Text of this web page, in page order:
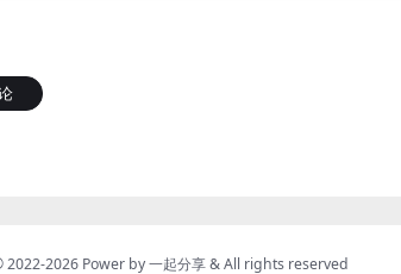
2026 Power by一起分享& All rights reserved